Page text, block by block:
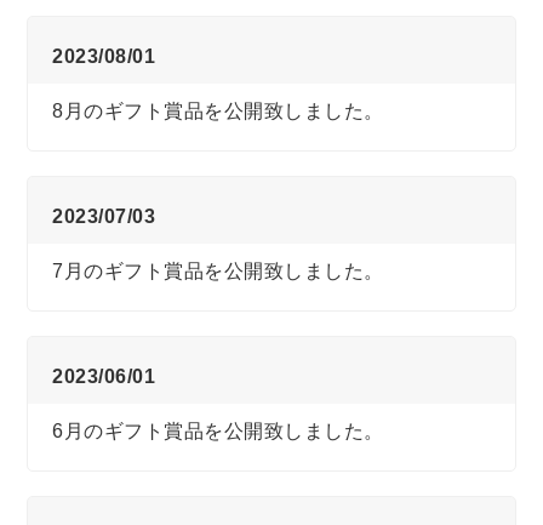
2023/08/01
8月のギフト賞品を公開致しました。
2023/07/03
7月のギフト賞品を公開致しました。
2023/06/01
6月のギフト賞品を公開致しました。